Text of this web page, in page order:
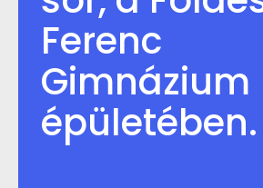
Ferenc
Gimnázium
épületében.